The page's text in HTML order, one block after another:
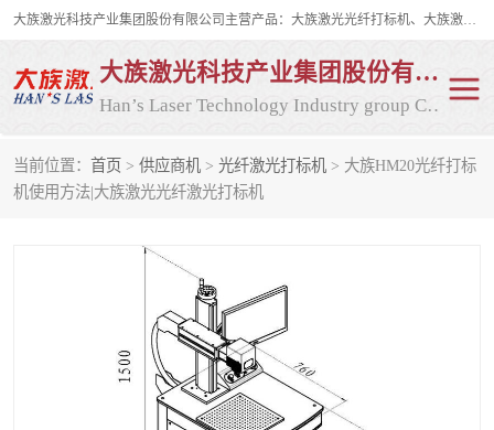
大族激光科技产业集团股份有限公司主营产品：大族激光光纤打标机、大族激光紫外打标机等，大族激光研发实力雄厚，公司拥有数百人的研发队伍，目前具有多项国际发明和国内、计算机软件着作权，多项核心技术处于国际成员之一水平，是世界上仅有的几家拥有"紫外激光"的公司之一。
大族激光科技产业集团股份有限公司
Han’s Laser Technology Industry group Co., Ltd
当前位置： 首页 > 供应商机 > 光纤激光打标机 > 大族HM20光纤打标
机使用方法|大族激光光纤激光打标机
激光打标机
光纤激光打标机
大族激光光纤打标机
大族激光紫外打标机 二氧化碳激光打标机
二氧化碳打标机